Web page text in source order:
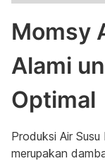
Momsy
Alami
Optimal
Produksi Air
merupakan